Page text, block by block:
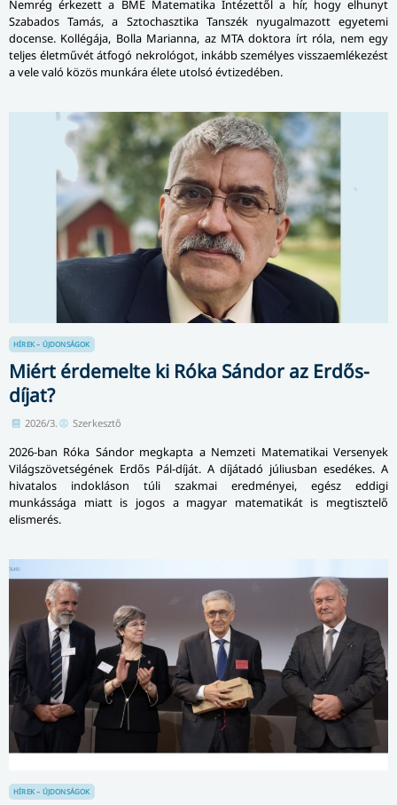
Nemrég érkezett a BME Matematika Intézettől a hír, hogy elhunyt
Szabados Tamás, a Sztochasztika Tanszék nyugalmazott egyetemi
docense. Kollégája, Bolla Marianna, az MTA doktora írt róla, nem egy
teljes életművét átfogó nekrológot, inkább személyes visszaemlékezést
a vele való közös munkára élete utolsó évtizedében.
HÍREK – ÚJDONSÁGOK
Miért érdemelte ki Róka Sándor az Erdős-
díjat?
2026/3. Szerkesztő
2026-ban Róka Sándor megkapta a Nemzeti Matematikai Versenyek
Világszövetségének Erdős Pál-díját. A díjátadó júliusban esedékes. A
hivatalos indokláson túli szakmai eredményei, egész eddigi
munkássága miatt is jogos a magyar matematikát is megtisztelő
elismerés.
HÍREK – ÚJDONSÁGOK